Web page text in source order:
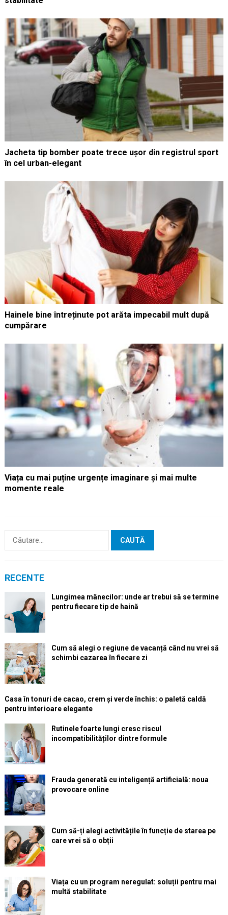
Jacheta tip bomber poate trece ușor din registrul sport
în cel urban-elegant
Hainele bine întreținute pot arăta impecabil mult după
cumpărare
Viața cu mai puține urgențe imaginare și mai multe
momente reale
Caută
RECENTE
Lungimea mânecilor: unde ar trebui să se termine
pentru fiecare tip de haină
Cum să alegi o regiune de vacanță când nu vrei să
schimbi cazarea în fiecare zi
Casa în tonuri de cacao, crem și verde închis: o paletă caldă
pentru interioare elegante
Rutinele foarte lungi cresc riscul
incompatibilităților dintre formule
Frauda generată cu inteligență artificială: noua
provocare online
Cum să-ți alegi activitățile în funcție de starea pe
care vrei să o obții
Viața cu un program neregulat: soluții pentru mai
multă stabilitate